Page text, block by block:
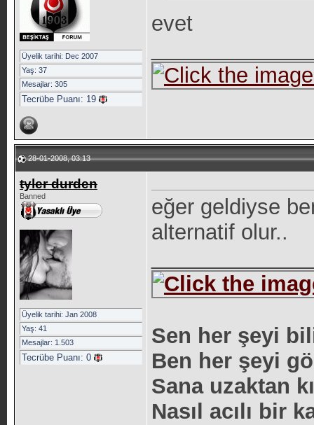
Üyelik tarihi: Dec 2007
Yaş: 37
Mesajlar: 305
Tecrübe Puanı: 19
evet
28-01-2008, 03:13
tyler durden
Banned
Üyelik tarihi: Jan 2008
Yaş: 41
Mesajlar: 1.503
Tecrübe Puanı: 0
eğer geldiyse
alternatif olur..
Sen her şeyi
Ben her şeyi
Sana uzaktan
Nasıl acılı bir